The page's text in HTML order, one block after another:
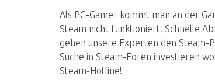
Als PC-Gamer kommt man an der
Steam nicht funktioniert. Schnelle
gehen unsere Experten den Steam-
Suche in Steam-Foren investieren
Steam-Hotline!